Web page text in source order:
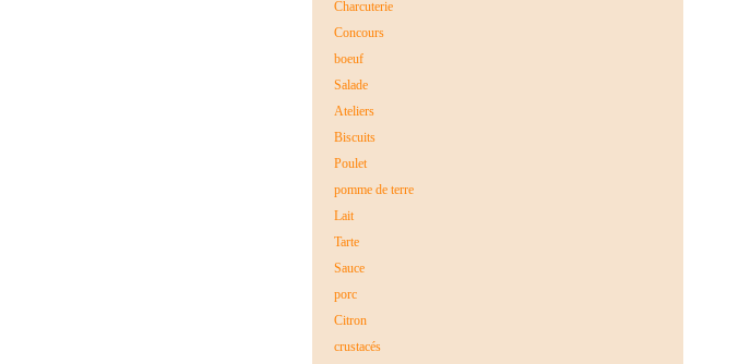
Charcuterie
Concours
boeuf
Salade
Ateliers
Biscuits
Poulet
pomme de terre
Lait
Tarte
Sauce
porc
Citron
crustacés